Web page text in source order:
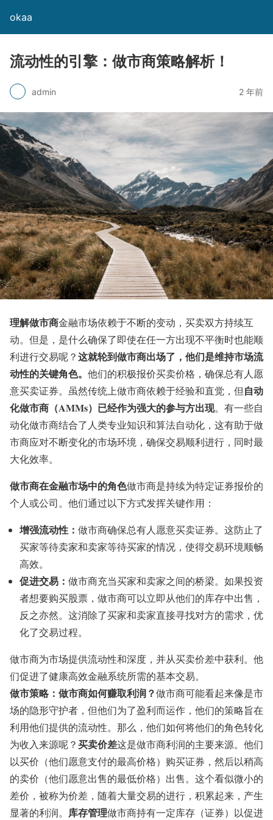
okaa
流动性的引擎：做市商策略解析！
admin 2 年前
理解做市商金融市场依赖于不断的变动，买卖双方持续互
动。但是，是什么确保了即使在任一方出现不平衡时也能顺
利进行交易呢？这就轮到做市商出场了，他们是维持市场流
动性的关键角色。 他们的积极报价买卖价格，确保总有人愿
意买卖证券。虽然传统上做市商依赖于经验和直觉，但自动
化做市商（AMMs）已经作为强大的参与方出现。有一些自
动化做市商结合了人类专业知识和算法自动化，这有助于做
市商应对不断变化的市场环境，确保交易顺利进行，同时最
大化效率。
做市商在金融市场中的角色做市商是持续为特定证券报价的
个人或公司。他们通过以下方式发挥关键作用：
增强流动性： 做市商确保总有人愿意买卖证券。这防止了
买家等待卖家和卖家等待买家的情况，使得交易环境顺畅
高效。
促进交易： 做市商充当买家和卖家之间的桥梁。如果投资
者想要购买股票，做市商可以立即从他们的库存中出售，
反之亦然。这消除了买家和卖家直接寻找对方的需求，优
化了交易过程。
做市商为市场提供流动性和深度，并从买卖价差中获利。他
们促进了健康高效金融系统所需的基本交易。
做市策略：做市商如何赚取利润？做市商可能看起来像是市
场的隐形守护者，但他们为了盈利而运作，他们的策略旨在
利用他们提供的流动性。那么，他们如何将他们的角色转化
为收入来源呢？买卖价差这是做市商利润的主要来源。他们
以买价（他们愿意支付的最高价格）购买证券，然后以稍高
的卖价（他们愿意出售的最低价格）出售。这个看似微小的
差价，被称为价差，随着大量交易的进行，积累起来，产生
显著的利润。 库存管理做市商持有一定库存（证券）以促进